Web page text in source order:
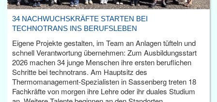
34 NACHWUCHSKRÄFTE STARTEN BEI
TECHNOTRANS INS BERUFSLEBEN
Eigene Projekte gestalten, im Team an Anlagen tüfteln und
schnell Verantwortung übernehmen: Zum Ausbildungsstart
2026 machen 34 junge Menschen ihre ersten beruflichen
Schritte bei technotrans. Am Hauptsitz des
Thermomanagement-Spezialisten in Sassenberg treten 18
Fachkräfte von morgen ihre Lehre oder ihr duales Studium